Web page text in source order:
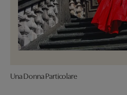
Una Donna Particolare